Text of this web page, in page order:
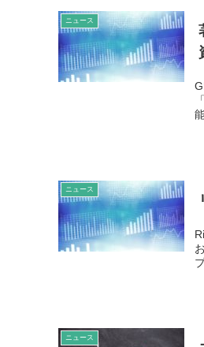
ニュース
ニュース
ニュース